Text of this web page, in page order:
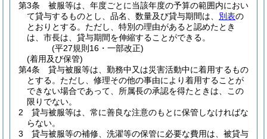
第3条
被服等は、年度ごとに当該年度の予算の範囲内におい
て貸与するものとし、品名、数量及び貸与期間は、 別表の
とおりとする。 ただし、特別の理由があると認めたとき
は、市長は、貸与期間を伸縮することができる。
(平27規則16・一部改正)
(着用及び保管)
第4条
貸与被服等は、勤務中又は災害活動中に着用するもの
とする。 ただし、修理その他の事由により着用することが
できない場合であって、所属長の承認を得たときは、この
限りでない。
2
貸与被服等は、常に善良な注意のもとに保管しなければな
らない。
3
貸与被服等の補修、洗濯等の保管に必要な費用は、被貸与